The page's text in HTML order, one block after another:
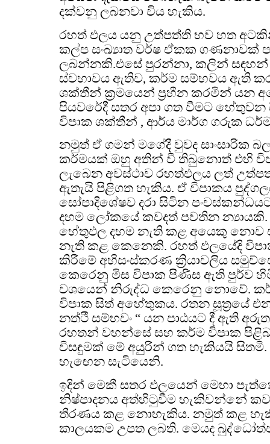
දක්වනු ලබනවා විය හැකිය.
රහත් ඵලය යනු උත්පත්ති භව හත
කල්ප සංඛ්‍යාත වර්ෂ ඒකක ගණනාවක්
ලබන්නකි.එසේ පුරන්නා, කලින් සඳහන්
ස්වභාවය ඇතිව, කර්ම සම්භවය ඇති
ශක්තීන් ක්‍රමයෙන් ප්‍රහීන කරමින් යන
පියවරේදී සතර අපා ගත වීමට
විපාක ශක්තීන් , ආර්ය මාර්ග ගරුක
නමුත් ඒ ගමන් මගේදී වුවද සාංසාරික
කර්මයක් ඔහු අතින් වී තිබුනොත් එහි
ලැබෙන අවස්ථාව රහත්ඵලය ලත්
ඇතැයි පිළිගත හැකිය. ඒ විපාකය
සෝපාදිශේෂව දරා සිටින
දහම ලෝකයේ කවදත් පවතින
හේතුඵල දහම නැති කළ අයෙකු
නැති කළ කෙනෙකි. රහත් ඵලයේදි
කිරීමේ අභිසංස්කරණ ක්‍රියාවලිය
කෙරෙනු මිස විපාක පිණිස ඇති පුර්ව
වශයෙන් නිරුද්ධ කෙරෙනු නොවේ.
විපාක සිත් අහේතුකය. රතන සූත්‍රයේ එන
නත්ථි සම්භවං “ යන පාඨයට දී ඇති
රහතන් වහන්සේ සහ කර්ම විපාක
විසඳුමක් මේ අයුරින් ගත හැකියයි
හැඟෙන සැටියෙනි.
ඉදින් මෙකී සතර ඵලයෙන් මෙහා
නිෂ්පාදනය අත්හිටුවීම හැකිවන්නේ
තීරණය කළ නොහැකිය. නමුත් කළ
කාලයකම උපත ලබති. මෙයද